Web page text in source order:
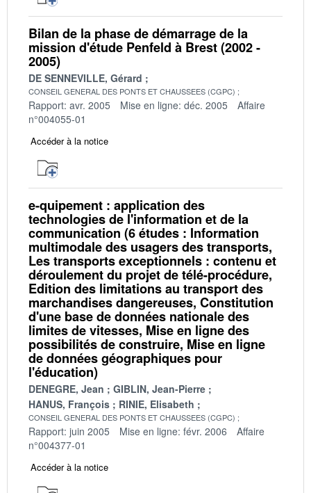
Bilan de la phase de démarrage de la
mission d'étude Penfeld à Brest (2002 -
2005)
DE SENNEVILLE, Gérard
CONSEIL GENERAL DES PONTS ET CHAUSSEES (CGPC)
Rapport: avr. 2005 Mise en ligne: déc. 2005
Affaire
n°004055-01
Accéder à la notice
e-quipement : application des
technologies de l'information et de la
communication (6 études : Information
multimodale des usagers des transports,
Les transports exceptionnels : contenu et
déroulement du projet de télé-procédure,
Edition des limitations au transport des
marchandises dangereuses, Constitution
d'une base de données nationale des
limites de vitesses, Mise en ligne des
possibilités de construire, Mise en ligne
de données géographiques pour
l'éducation)
DENEGRE, Jean
GIBLIN, Jean-Pierre
HANUS, François
RINIE, Elisabeth
CONSEIL GENERAL DES PONTS ET CHAUSSEES (CGPC)
Rapport: juin 2005 Mise en ligne: févr. 2006
Affaire
n°004377-01
Accéder à la notice